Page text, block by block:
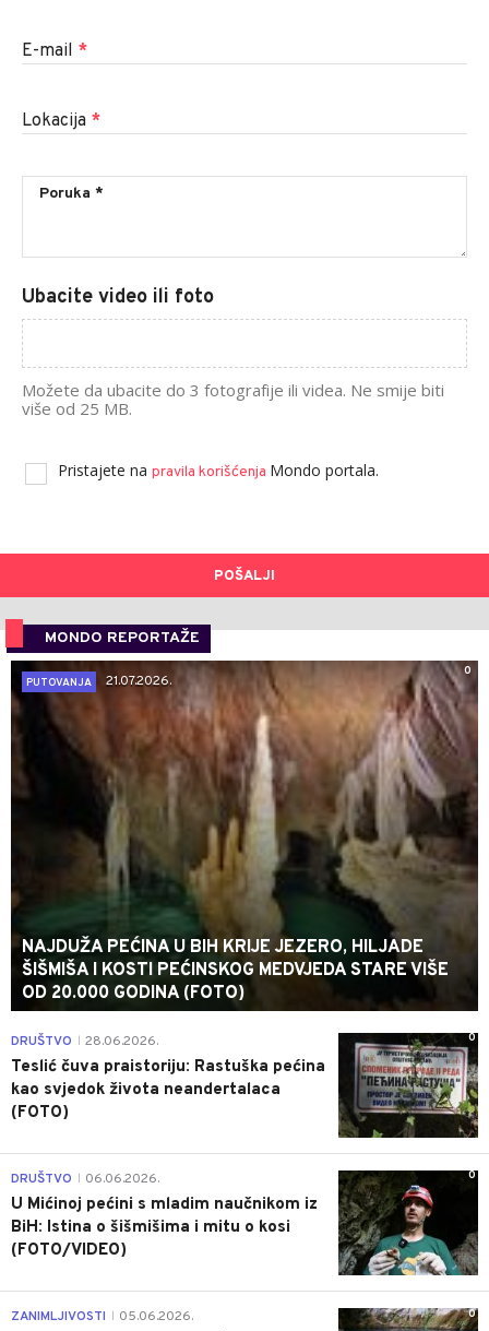
E-mail *
Lokacija *
Ubacite video ili foto
Možete da ubacite do 3 fotografije ili videa. Ne smije biti
više od 25 MB.
Pristajete na pravila korišćenja Mondo portala.
POŠALJI
MONDO REPORTAŽE
0
PUTOVANJA
21.07.2026.
NAJDUŽA PEĆINA U BIH KRIJE JEZERO, HILJADE
ŠIŠMIŠA I KOSTI PEĆINSKOG MEDVJEDA STARE VIŠE
OD 20.000 GODINA (FOTO)
0
DRUŠTVO 28.06.2026.
Teslić čuva praistoriju: Rastuška pećina
kao svjedok života neandertalaca
(FOTO)
0
DRUŠTVO 06.06.2026.
U Mićinoj pećini s mladim naučnikom iz
BiH: Istina o šišmišima i mitu o kosi
(FOTO/VIDEO)
0
ZANIMLJIVOSTI 05.06.2026.